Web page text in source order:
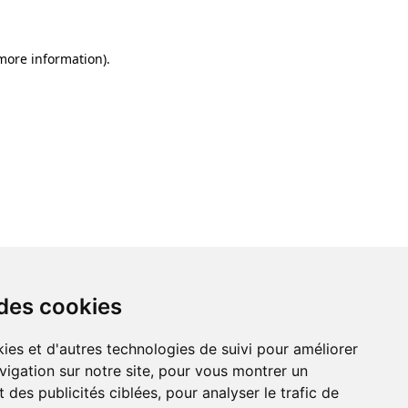
cookies
et d'autres technologies de suivi pour améliorer
sur notre site, pour vous montrer un
des publicités ciblées, pour analyser le trafic de
information).